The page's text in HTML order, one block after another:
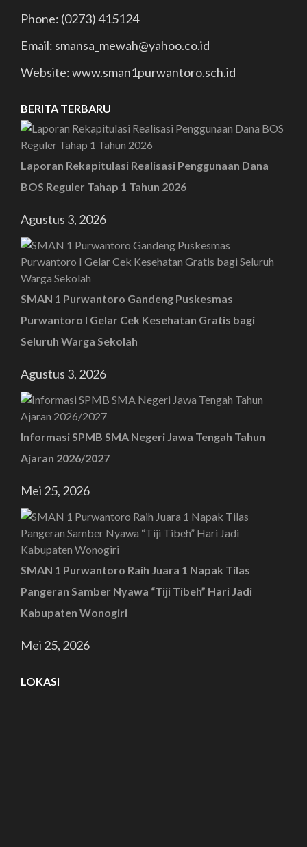
Phone: (0273) 415124
Email: smansa_mewah@yahoo.co.id
Website: www.sman1purwantoro.sch.id
BERITA TERBARU
Laporan Rekapitulasi Realisasi Penggunaan Dana
BOS Reguler Tahap 1 Tahun 2026
Agustus 3, 2026
SMAN 1 Purwantoro Gandeng Puskesmas
Purwantoro I Gelar Cek Kesehatan Gratis bagi
Seluruh Warga Sekolah
Agustus 3, 2026
Informasi SPMB SMA Negeri Jawa Tengah Tahun
Ajaran 2026/2027
Mei 25, 2026
SMAN 1 Purwantoro Raih Juara 1 Napak Tilas
Pangeran Samber Nyawa “Tiji Tibeh” Hari Jadi
Kabupaten Wonogiri
Mei 25, 2026
LOKASI